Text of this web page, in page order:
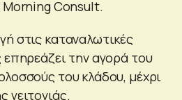
Morning Consult.
στις καταναλωτικές
επηρεάζει την αγορά του
του κλάδου, μέχρι
γειτονιάς.